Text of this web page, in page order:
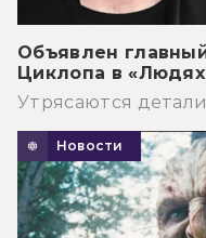
Объявлен
Циклопа в
Утрясаются
Новости